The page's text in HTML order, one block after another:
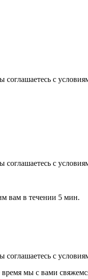
с
с
вам в течении 5 мин.
с
мы с вами